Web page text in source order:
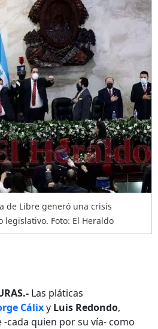
de Libre generó una crisis
Foto: El Heraldo
Las pláticas
Cálixy Luis Redondo,
cada quien por su vía- como